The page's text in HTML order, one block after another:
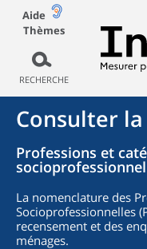
Aide
Thèmes
RECHERCHE
Consulter la
Professions et
La nomenclature des
Socioprofessionnelles
recensement et des
ménages.